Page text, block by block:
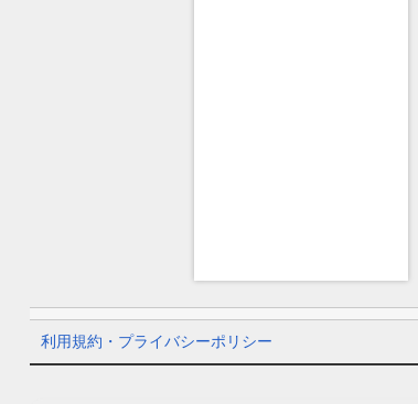
利用規約・プライバシーポリシー